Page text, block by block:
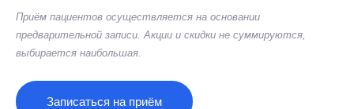
Приём пациентов осуществляется на основании
предварительной записи. Акции и скидки не суммируются,
выбирается наибольшая.
Записаться на приём